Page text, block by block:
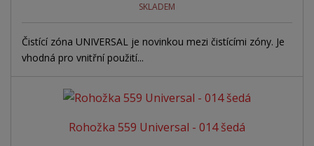
SKLADEM
Čistící zóna UNIVERSAL je novinkou mezi čistícími zóny. Je
vhodná pro vnitřní použití...
Rohožka 559 Universal - 014 šedá